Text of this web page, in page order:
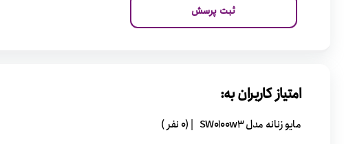
ثبت پرسش
امتیاز کاربران به:
مایو زنانه مدل SW0100w3 | (0 نفر )